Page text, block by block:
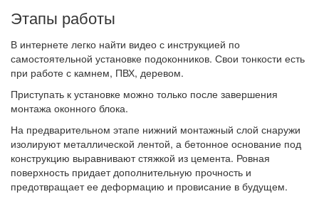
Этапы работы
В интернете легко найти видео с инструкцией по
самостоятельной установке подоконников. Свои тонкости есть
при работе с камнем, ПВХ, деревом.
Приступать к установке можно только после завершения
монтажа оконного блока.
На предварительном этапе нижний монтажный слой снаружи
изолируют металлической лентой, а бетонное основание под
конструкцию выравнивают стяжкой из цемента. Ровная
поверхность придает дополнительную прочность и
предотвращает ее деформацию и провисание в будущем.